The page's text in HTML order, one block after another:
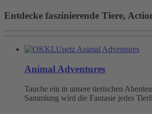
Entdecke faszinierende Tiere,
Animal Adventures
Tauche ein in unsere tierischen
Sammlung wird die Fantasie jedes